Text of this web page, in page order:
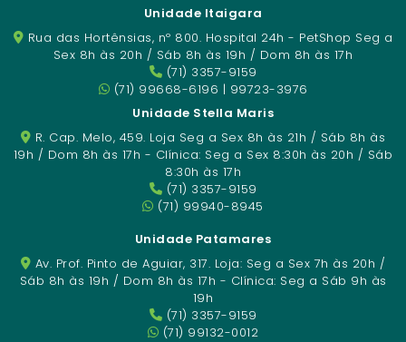
Unidade Itaigara
Rua das Hortênsias, nº 800. Hospital 24h - PetShop Seg a
Sex 8h às 20h / Sáb 8h às 19h / Dom 8h às 17h
(71) 3357-9159
(71) 99668-6196 | 99723-3976
Unidade Stella Maris
R. Cap. Melo, 459. Loja Seg a Sex 8h às 21h / Sáb 8h às
19h / Dom 8h às 17h - Clínica: Seg a Sex 8:30h às 20h / Sáb
8:30h às 17h
(71) 3357-9159
(71) 99940-8945
Unidade Patamares
Av. Prof. Pinto de Aguiar, 317. Loja: Seg a Sex 7h às 20h /
Sáb 8h às 19h / Dom 8h às 17h - Clínica: Seg a Sáb 9h às
19h
(71) 3357-9159
(71) 99132-0012